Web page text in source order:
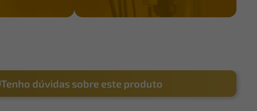
Tenho dúvidas sobre este produto